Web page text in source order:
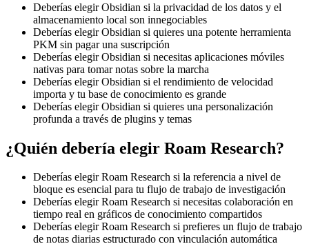
Deberías elegir Obsidian si la privacidad de los datos y el
almacenamiento local son innegociables
Deberías elegir Obsidian si quieres una potente herramienta
PKM sin pagar una suscripción
Deberías elegir Obsidian si necesitas aplicaciones móviles
nativas para tomar notas sobre la marcha
Deberías elegir Obsidian si el rendimiento de velocidad
importa y tu base de conocimiento es grande
Deberías elegir Obsidian si quieres una personalización
profunda a través de plugins y temas
¿Quién debería elegir Roam Research?
Deberías elegir Roam Research si la referencia a nivel de
bloque es esencial para tu flujo de trabajo de investigación
Deberías elegir Roam Research si necesitas colaboración en
tiempo real en gráficos de conocimiento compartidos
Deberías elegir Roam Research si prefieres un flujo de trabajo
de notas diarias estructurado con vinculación automática